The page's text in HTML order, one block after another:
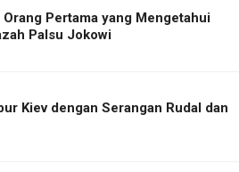
Pertama yang Mengetahui
Palsu Jokowi
Kiev dengan Serangan Rudal dan